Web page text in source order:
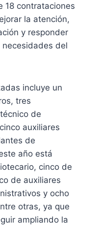
18 contrataciones
la atención,
y responder
del
incluye un
tres
de
auxiliares
de
año está
cinco de
de auxiliares
y ocho
otras, ya que
ampliando la